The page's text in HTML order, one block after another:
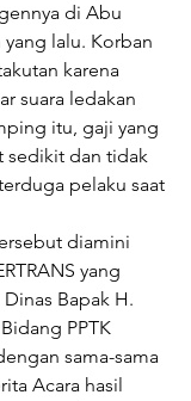
di Abu
lalu. Korban
karena
suara ledakan
itu, gaji yang
sedikit dan tidak
pelaku saat
diamini
yang
Bapak H.
PPTK
sama-sama
Acara hasil